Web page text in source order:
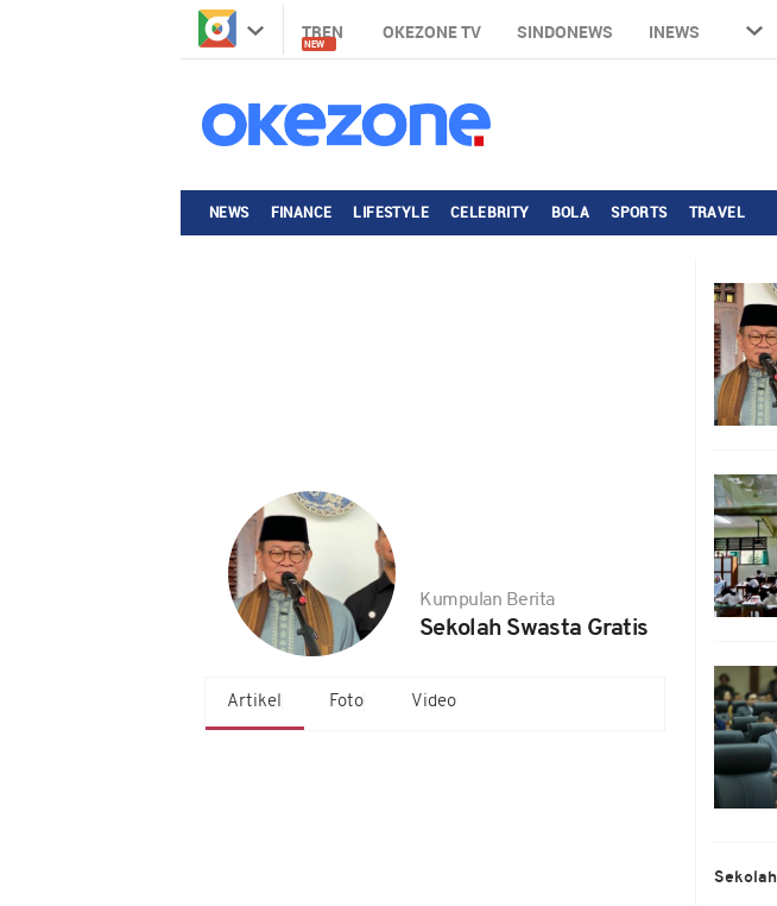
TREN
NEW
OKEZONE TV SINDONEWS INEWS
NEWS FINANCE LIFESTYLE CELEBRITY BOLA SPORTS TRAVEL
Kumpulan Berita
Sekolah Swasta Gratis
Artikel Foto Video
Sekolah